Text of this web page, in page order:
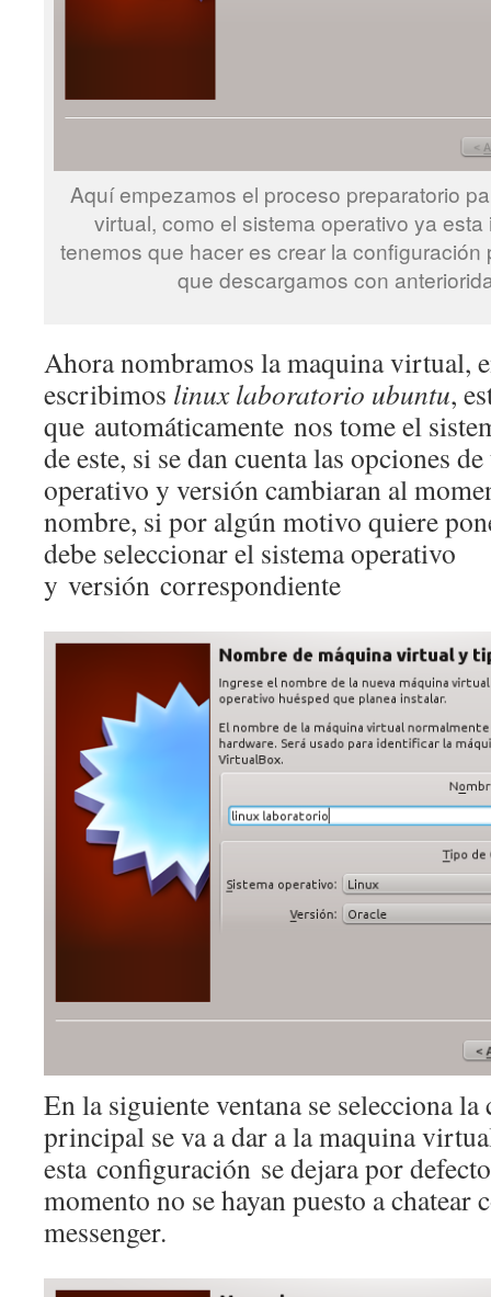
Aquí empezamos el proceso preparatorio
virtual, como el sistema operativo ya
tenemos que hacer es crear la
que descargamos con
Ahora nombramos la maquina virtual,
escribimos linux laboratorio ubuntu,
que automáticamente nos tome el
de este, si se dan cuenta las opciones
operativo y versión cambiaran al
nombre, si por algún motivo quiere
debe seleccionar el sistema operativo
y versión correspondiente
En la siguiente ventana se selecciona
principal se va a dar a la maquina
esta configuración se dejara por
momento no se hayan puesto a chatear
messenger.